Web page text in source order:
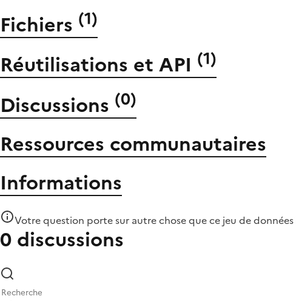
Fichiers (1)
Réutilisations et API (1)
Discussions (0)
Ressources communautaires
Informations
Votre question porte sur autre chose quece jeu de données
0 discussions